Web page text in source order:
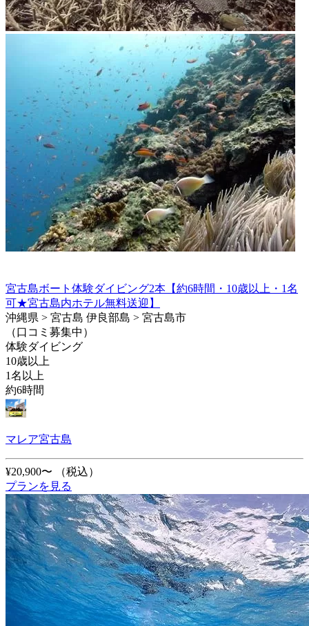
宮古島ボート体験ダイビング2本【約6時間・10歳以上・1名
可★宮古島内ホテル無料送迎】
沖縄県 > 宮古島 伊良部島 > 宮古島市
（口コミ募集中）
体験ダイビング
10歳以上
1名以上
約6時間
マレア宮古島
¥20,900〜
（税込）
プランを見る